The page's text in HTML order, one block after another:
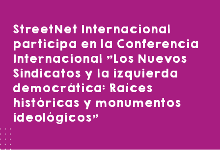
StreetNet Internacional
participa en la Conferencia
Internacional "Los Nuevos
Sindicatos y la izquierda
democrática: Raíces
históricas y monumentos
ideológicos"